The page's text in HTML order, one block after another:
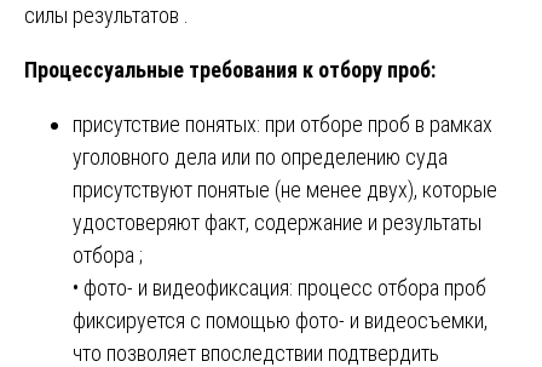
силы результатов .
Процессуальные требования к отбору проб:
присутствие понятых: при отборе проб в рамках
уголовного дела или по определению суда
присутствуют понятые (не менее двух), которые
удостоверяют факт, содержание и результаты
отбора ;
• фото- и видеофиксация: процесс отбора проб
фиксируется с помощью фото- и видеосъемки,
что позволяет впоследствии подтвердить